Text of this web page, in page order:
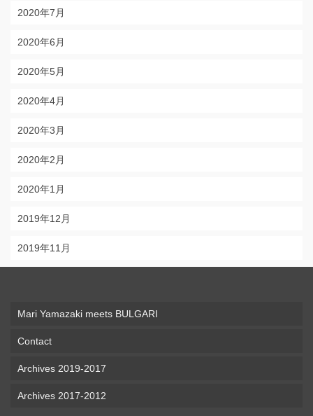
2020年7月
2020年6月
2020年5月
2020年4月
2020年3月
2020年2月
2020年1月
2019年12月
2019年11月
Mari Yamazaki meets BULGARI
Contact
Archives 2019-2017
Archives 2017-2012